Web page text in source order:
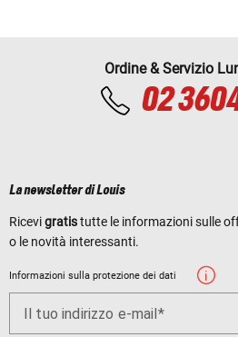
Ordine & Servizio
02
La newsletter di Louis
Ricevigratistutte le informazioni sulle
o le novità interessanti.
Informazioni sulla protezione dei dati
Il tuo indirizzo e-mail